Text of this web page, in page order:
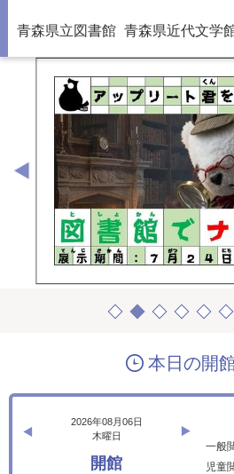
青森県立図書館 青森県近代文学
本日の開
2026年08月06日
木曜日
開館
一般
児童